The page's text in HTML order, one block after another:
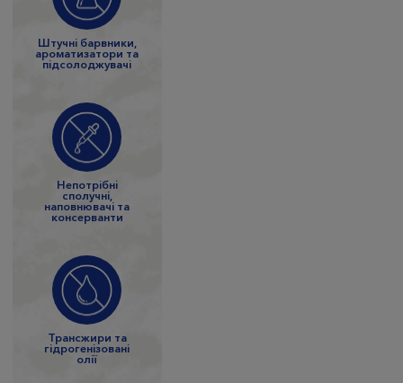
Штучні барвники,
ароматизатори та
підсолоджувачі
Непотрібні
сполучні,
наповнювачі та
консерванти
Трансжири та
гідрогенізовані
олії